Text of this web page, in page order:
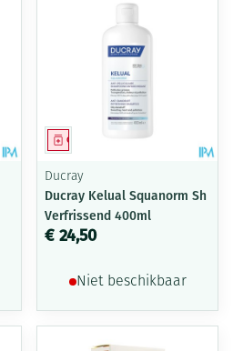
Geneesmiddel
Ducray
Ducray Kelual Squanorm Sh
Verfrissend 400ml
€ 24,50
Niet beschikbaar